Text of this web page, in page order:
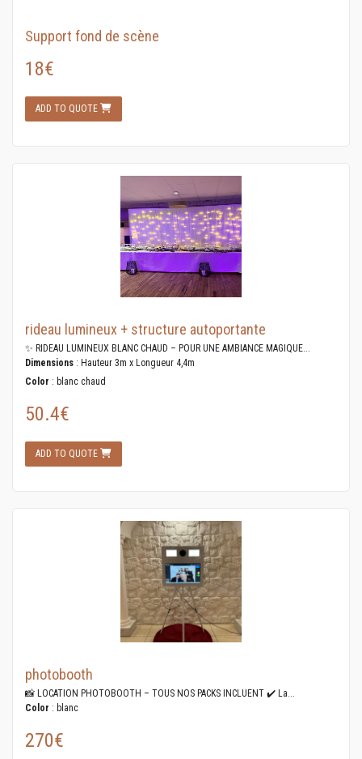
Support fond de scène
18€
ADD TO QUOTE
rideau lumineux + structure autoportante
✨ RIDEAU LUMINEUX BLANC CHAUD – POUR UNE AMBIANCE MAGIQUE...
Dimensions : Hauteur 3m x Longueur 4,4m
Color : blanc chaud
50.4€
ADD TO QUOTE
photobooth
📸 LOCATION PHOTOBOOTH – TOUS NOS PACKS INCLUENT ✔️ La...
Color : blanc
270€